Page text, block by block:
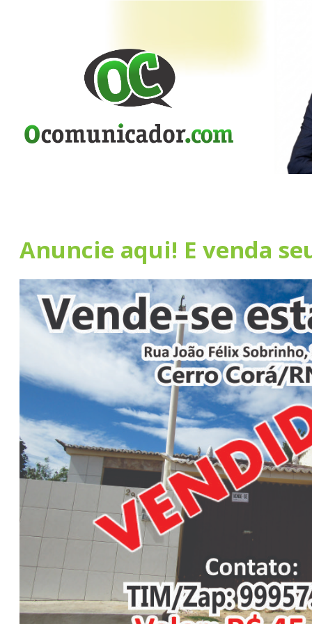
Anuncie aqui! E venda